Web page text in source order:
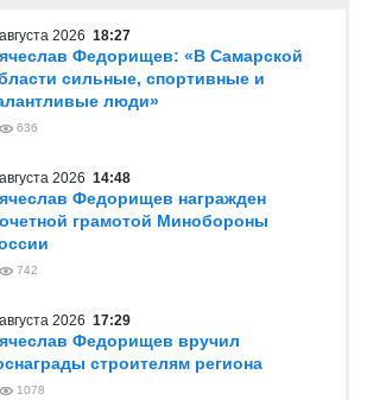
2026 18:27
Федорищев: «В Самарской
сильные, спортивные и
люди»
636
2026 14:48
Федорищев награжден
грамотой Минобороны
742
2026 17:29
Федорищев вручил
строителям региона
1078